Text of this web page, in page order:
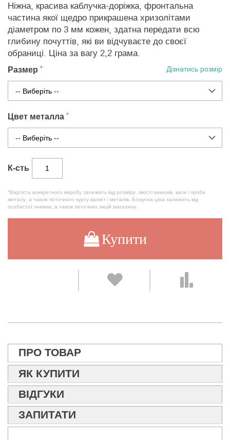
Ніжна, красива каблучка-доріжка, фронтальна
частина якої щедро прикрашена хризолітами
діаметром по 3 мм кожен, здатна передати всю
глибину почуттів, які ви відчуваєте до своєї
обраниці. Ціна за вагу 2,2 грама.
Размер Дізнатись розмір
Цвет металла
К-сть
*Вартість конкретного виробу залежить від розміру, якості каменів, ваги і проби
металу, а також поточного курсу валют і металів. Бонусна ціна залежить від
особистої знижки, а також поточних акцій магазину.
Купити
ПРО ТОВАР
ЯК КУПИТИ
ВІДГУКИ
ЗАПИТАТИ